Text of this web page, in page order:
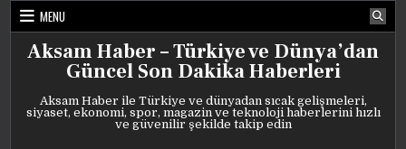
Skip
content
MENU
Aksam Haber – Türkiye ve Dünya’dan
Güncel Son Dakika Haberleri
Aksam Haber ile Türkiye ve dünyadan sıcak gelişmeleri,
siyaset, ekonomi, spor, magazin ve teknoloji haberlerini hızlı
ve güvenilir şekilde takip edin